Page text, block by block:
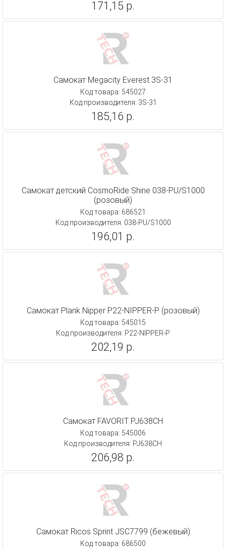
171,15 р.
Самокат Megacity Everest 3S-31
Код товара: 545027
Код производителя: 3S-31
185,16 р.
Самокат детский CosmoRide Shine 038-PU/S1000
(розовый)
Код товара: 686521
Код производителя: 038-PU/S1000
196,01 р.
Самокат Plank Nipper P22-NIPPER-P (розовый)
Код товара: 545015
Код производителя: P22-NIPPER-P
202,19 р.
Самокат FAVORIT PJ638CH
Код товара: 545006
Код производителя: PJ638CH
206,98 р.
Самокат Ricos Sprint JSC7799 (бежевый)
Код товара: 686500